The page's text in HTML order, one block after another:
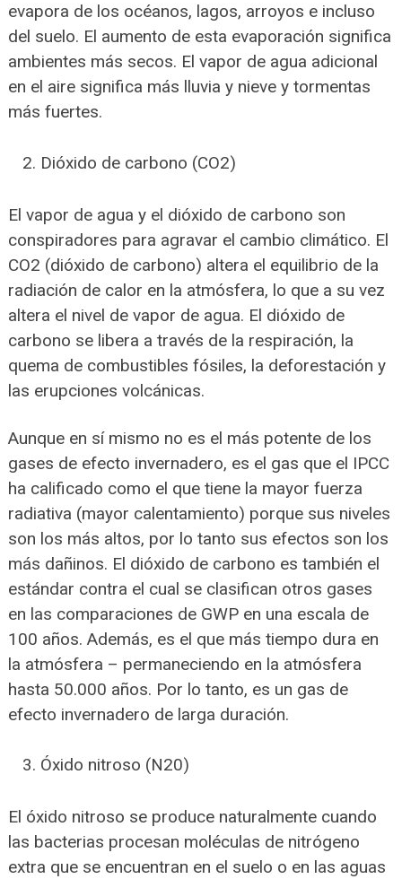
evapora de los océanos, lagos, arroyos e incluso
del suelo. El aumento de esta evaporación significa
ambientes más secos. El vapor de agua adicional
en el aire significa más lluvia y nieve y tormentas
más fuertes.
Dióxido de carbono (CO2)
El vapor de agua y el dióxido de carbono son
conspiradores para agravar el cambio climático. El
CO2 (dióxido de carbono) altera el equilibrio de la
radiación de calor en la atmósfera, lo que a su vez
altera el nivel de vapor de agua. El dióxido de
carbono se libera a través de la respiración, la
quema de combustibles fósiles, la deforestación y
las erupciones volcánicas.
Aunque en sí mismo no es el más potente de los
gases de efecto invernadero, es el gas que el IPCC
ha calificado como el que tiene la mayor fuerza
radiativa (mayor calentamiento) porque sus niveles
son los más altos, por lo tanto sus efectos son los
más dañinos. El dióxido de carbono es también el
estándar contra el cual se clasifican otros gases
en las comparaciones de GWP en una escala de
100 años. Además, es el que más tiempo dura en
la atmósfera – permaneciendo en la atmósfera
hasta 50.000 años. Por lo tanto, es un gas de
efecto invernadero de larga duración.
Óxido nitroso (N20)
El óxido nitroso se produce naturalmente cuando
las bacterias procesan moléculas de nitrógeno
extra que se encuentran en el suelo o en las aguas